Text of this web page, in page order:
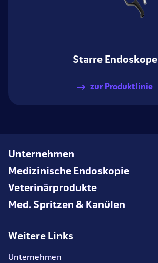
Starre Endoskope
zur Produktlinie
Unternehmen
Medizinische Endoskopie
Veterinärprodukte
Med. Spritzen & Kanülen
Weitere Links
Unternehmen